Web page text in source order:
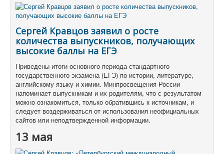
Сергей Кравцов заявил о росте
количества выпускников, получающих
высокие баллы на ЕГЭ
Приведены итоги основного периода стандартного
государственного экзамена (ЕГЭ) по истории, литературе,
английскому языку и химии. Минпросвещения России
напоминает выпускникам и их родителям, что с результатом
можно ознакомиться, только обратившись к источникам, и
следует воздерживаться от использования неофициальных
сайтов или неподтвержденной информации.
13 мая